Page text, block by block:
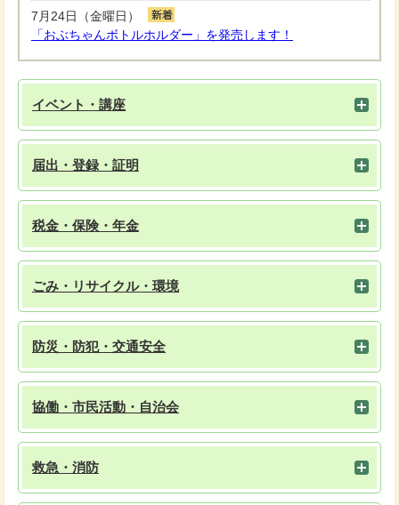
7月24日（金曜日）
「おぶちゃんボトルホルダー」を発売します！
イベント・講座
届出・登録・証明
税金・保険・年金
ごみ・リサイクル・環境
防災・防犯・交通安全
協働・市民活動・自治会
救急・消防